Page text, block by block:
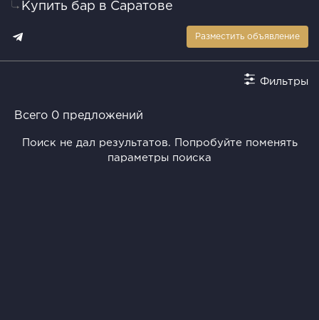
Купить бар в Саратове
Разместить объявление
Фильтры
Всего 0 предложений
Поиск не дал результатов. Попробуйте поменять
параметры поиска